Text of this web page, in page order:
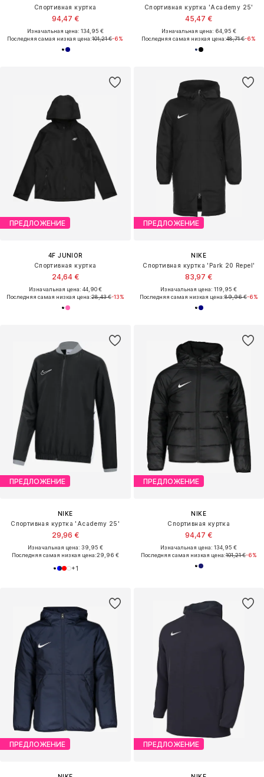
Спортивная куртка
94,47 €
Изначальная цена: 134,95 €
Последняя самая низкая цена:101,21 €-6%
Спортивная куртка 'Academy 25'
45,47 €
Изначальная цена: 64,95 €
Последняя самая низкая цена:48,71 €-6%
ПРЕДЛОЖЕНИЕ
4F JUNIOR
Спортивная куртка
24,64 €
Изначальная цена: 44,90 €
Последняя самая низкая цена:28,43 €-13%
ПРЕДЛОЖЕНИЕ
NIKE
Спортивная куртка 'Park 20 Repel'
83,97 €
Изначальная цена: 119,95 €
Последняя самая низкая цена:89,96 €-6%
ПРЕДЛОЖЕНИЕ
NIKE
Спортивная куртка 'Academy 25'
29,96 €
Изначальная цена: 39,95 €
Последняя самая низкая цена:29,96 €
+1
ПРЕДЛОЖЕНИЕ
NIKE
Спортивная куртка
94,47 €
Изначальная цена: 134,95 €
Последняя самая низкая цена:101,21 €-6%
ПРЕДЛОЖЕНИЕ ПРЕДЛОЖЕНИЕ